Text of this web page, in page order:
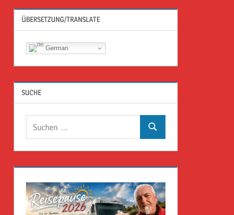
ÜBERSETZUNG/TRANSLATE
German
SUCHE
Suchen